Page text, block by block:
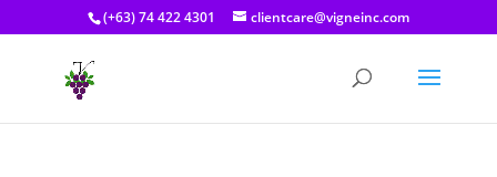
(+63) 74 422 4301 clientcare@vigneinc.com